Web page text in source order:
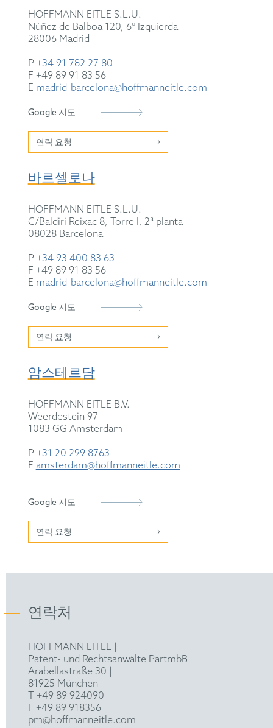
HOFFMANN EITLE S.L.U.
Núñez de Balboa 120, 6° Izquierda
28006 Madrid
P +34 91 782 27 80
F +49 89 91 83 56
E madrid-barcelona@hoffmanneitle.com
Google 지도
연락 요청
바르셀로나
HOFFMANN EITLE S.L.U.
C/Baldiri Reixac 8, Torre I, 2ª planta
08028 Barcelona
P +34 93 400 83 63
F +49 89 91 83 56
E madrid-barcelona@hoffmanneitle.com
Google 지도
연락 요청
암스테르담
HOFFMANN EITLE B.V.
Weerdestein 97
1083 GG Amsterdam
P +31 20 299 8763
E amsterdam@hoffmanneitle.com
Google 지도
연락 요청
연락처
HOFFMANN EITLE |
Patent- und Rechtsanwälte PartmbB
Arabellastraße 30 |
81925 München
T +49 89 924090
F +49 89 918356
pm@hoffmanneitle.com